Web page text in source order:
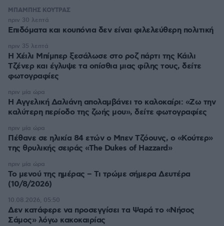
ΜΠΑΜΠΗΣ ΚΟΥΤΡΑΣ
Επιδόματα και κουπόνια δεν είναι φιλελεύθερη πολιτική
πριν 30 λεπτά
Η Χέιλι Μπίμπερ ξεσάλωσε στο ροζ πάρτι της Κάιλι
Τζένερ και έγλυψε τα οπίσθια μιας φίλης τους, δείτε
φωτογραφίες
πριν 35 λεπτά
Η Αγγελική Δαλιάνη απολαμβάνει το καλοκαίρι: «Ζω την
καλύτερη περίοδο της ζωής μου», δείτε φωτογραφίες
πριν μία ώρα
Πέθανε σε ηλικία 84 ετών ο Μπεν Τζόουνς, ο «Κούτερ»
της θρυλικής σειράς «The Dukes of Hazzard»
πριν μία ώρα
Το μενού της ημέρας – Τι τρώμε σήμερα Δευτέρα
(10/8/2026)
πριν μία ώρα
Δεν κατάφερε να προσεγγίσει τα Ψαρά το «Νήσος
Σάμος» λόγω κακοκαιρίας
10.08.2026, 05:50